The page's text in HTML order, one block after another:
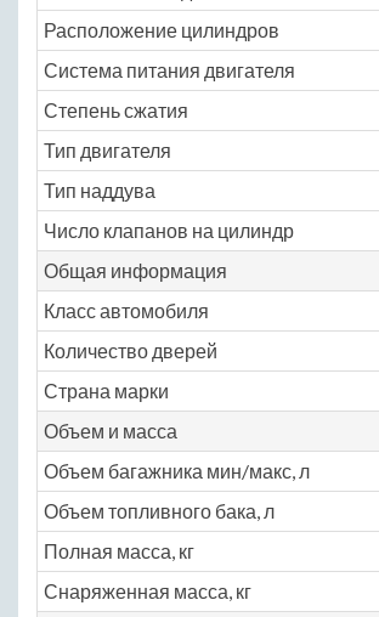
Расположение цилиндров
Система питания двигателя
Степень сжатия
Тип двигателя
Тип наддува
Число клапанов на цилиндр
Общая информация
Класс автомобиля
Количество дверей
Страна марки
Объем и масса
Объем багажника мин/макс, л
Объем топливного бака, л
Полная масса, кг
Снаряженная масса, кг